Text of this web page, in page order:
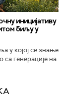
иницијативу
биљу у
у којој се знање
генерације на